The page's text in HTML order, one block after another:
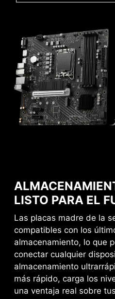
LISTO PARA EL
Las placas madre de la
compatibles con los
almacenamiento, lo que
conectar cualquier
almacenamiento
más rápido, carga los
una ventaja real sobre
Crea tu propia obra
facilidad. ¡Añade
con solo
INTERFAZ
AIDA64
Las placas madres
prueba gratuita de
MSI. AIDA64
todopoderosa para
diagnósticos y
puede supervisar la
hardware y software en